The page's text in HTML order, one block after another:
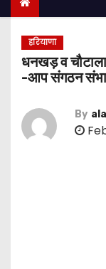
हरियाणा
धनखड़ व
-आप संगठन
By